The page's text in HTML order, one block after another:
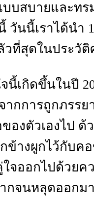
บบสบายและ
วันนี้เราได้นำ
ที่สุดในประวั
เกิดขึ้นในปี
กการถูกภรรย
องตัวเองไป ด้
างผูกไว้กับคอ
จออกไปด้วยค
กจนหลุดออกม